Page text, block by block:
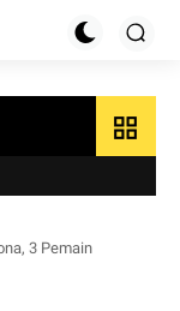
grid_view
3 Pemain